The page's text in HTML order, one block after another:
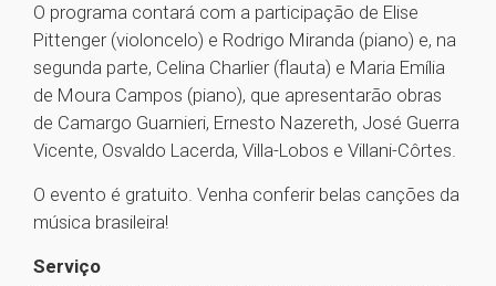
O programa contará com a participação de Elise
Pittenger (violoncelo) e Rodrigo Miranda (piano) e, na
segunda parte, Celina Charlier (flauta) e Maria Emília
de Moura Campos (piano), que apresentarão obras
de Camargo Guarnieri, Ernesto Nazereth, José Guerra
Vicente, Osvaldo Lacerda, Villa-Lobos e Villani-Côrtes.
O evento é gratuito. Venha conferir belas canções da
música brasileira!
Serviço